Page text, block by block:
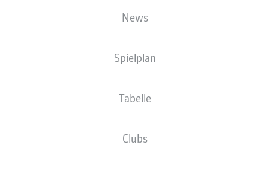
News
Spielplan
Tabelle
Clubs